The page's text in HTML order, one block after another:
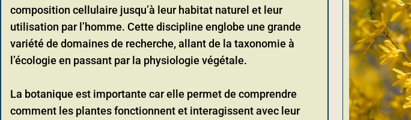
composition cellulaire jusqu’à leur habitat naturel et leur
utilisation par l’homme. Cette discipline englobe une grande
variété de domaines de recherche, allant de la taxonomie à
l’écologie en passant par la physiologie végétale.
La botanique est importante car elle permet de comprendre
comment les plantes fonctionnent et interagissent avec leur